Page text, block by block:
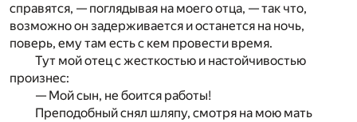
справятся, — поглядывая на моего отца, — так что,
возможно он задерживается и останется на ночь,
поверь, ему там есть с кем провести время.
Тут мой отец с жесткостью и настойчивостью
произнес:
— Мой сын, не боится работы!
Преподобный снял шляпу, смотря на мою мать